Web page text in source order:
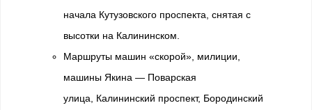
начала Кутузовского проспекта, снятая с
высотки на Калининском.
Маршруты машин «скорой», милиции,
машины Якина — Поварская
улица, Калининский проспект, Бородинский